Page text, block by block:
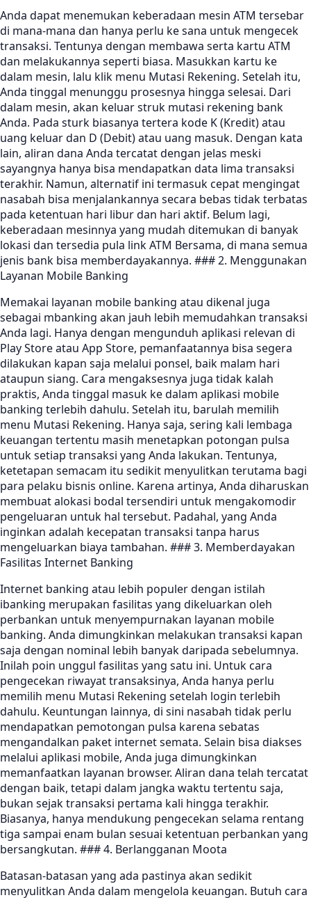
Anda dapat menemukan keberadaan mesin ATM tersebar
di mana-mana dan hanya perlu ke sana untuk mengecek
transaksi. Tentunya dengan membawa serta kartu ATM
dan melakukannya seperti biasa. Masukkan kartu ke
dalam mesin, lalu klik menu Mutasi Rekening. Setelah itu,
Anda tinggal menunggu prosesnya hingga selesai. Dari
dalam mesin, akan keluar struk mutasi rekening bank
Anda. Pada sturk biasanya tertera kode K (Kredit) atau
uang keluar dan D (Debit) atau uang masuk. Dengan kata
lain, aliran dana Anda tercatat dengan jelas meski
sayangnya hanya bisa mendapatkan data lima transaksi
terakhir. Namun, alternatif ini termasuk cepat mengingat
nasabah bisa menjalankannya secara bebas tidak terbatas
pada ketentuan hari libur dan hari aktif. Belum lagi,
keberadaan mesinnya yang mudah ditemukan di banyak
lokasi dan tersedia pula link ATM Bersama, di mana semua
jenis bank bisa memberdayakannya. ### 2. Menggunakan
Layanan Mobile Banking
Memakai layanan mobile banking atau dikenal juga
sebagai mbanking akan jauh lebih memudahkan transaksi
Anda lagi. Hanya dengan mengunduh aplikasi relevan di
Play Store atau App Store, pemanfaatannya bisa segera
dilakukan kapan saja melalui ponsel, baik malam hari
ataupun siang. Cara mengaksesnya juga tidak kalah
praktis, Anda tinggal masuk ke dalam aplikasi mobile
banking terlebih dahulu. Setelah itu, barulah memilih
menu Mutasi Rekening. Hanya saja, sering kali lembaga
keuangan tertentu masih menetapkan potongan pulsa
untuk setiap transaksi yang Anda lakukan. Tentunya,
ketetapan semacam itu sedikit menyulitkan terutama bagi
para pelaku bisnis online. Karena artinya, Anda diharuskan
membuat alokasi bodal tersendiri untuk mengakomodir
pengeluaran untuk hal tersebut. Padahal, yang Anda
inginkan adalah kecepatan transaksi tanpa harus
mengeluarkan biaya tambahan. ### 3. Memberdayakan
Fasilitas Internet Banking
Internet banking atau lebih populer dengan istilah
ibanking merupakan fasilitas yang dikeluarkan oleh
perbankan untuk menyempurnakan layanan mobile
banking. Anda dimungkinkan melakukan transaksi kapan
saja dengan nominal lebih banyak daripada sebelumnya.
Inilah poin unggul fasilitas yang satu ini. Untuk cara
pengecekan riwayat transaksinya, Anda hanya perlu
memilih menu Mutasi Rekening setelah login terlebih
dahulu. Keuntungan lainnya, di sini nasabah tidak perlu
mendapatkan pemotongan pulsa karena sebatas
mengandalkan paket internet semata. Selain bisa diakses
melalui aplikasi mobile, Anda juga dimungkinkan
memanfaatkan layanan browser. Aliran dana telah tercatat
dengan baik, tetapi dalam jangka waktu tertentu saja,
bukan sejak transaksi pertama kali hingga terakhir.
Biasanya, hanya mendukung pengecekan selama rentang
tiga sampai enam bulan sesuai ketentuan perbankan yang
bersangkutan. ### 4. Berlangganan Moota
Batasan-batasan yang ada pastinya akan sedikit
menyulitkan Anda dalam mengelola keuangan. Butuh cara